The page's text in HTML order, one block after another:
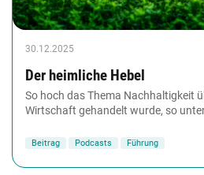
30.12.2025
Der heimliche Hebel
So hoch das Thema Nachhaltigkeit
Wirtschaft gehandelt wurde, so
Beitrag Podcasts Führung